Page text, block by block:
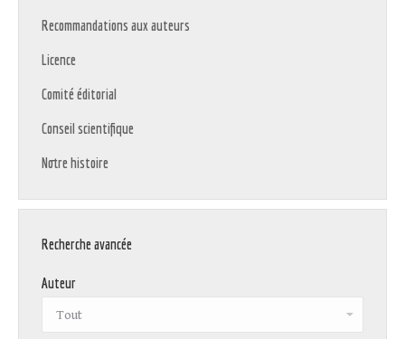
Recommandations aux auteurs
Licence
Comité éditorial
Conseil scientifique
Notre histoire
Recherche avancée
Auteur